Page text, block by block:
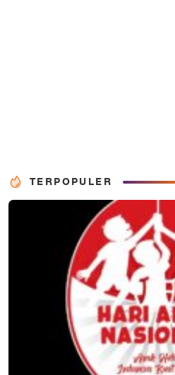
TERPOPULER